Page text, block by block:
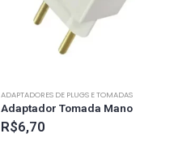
ADAPTADORES DE PLUGS E TOMADAS
Adaptador Tomada Mano
R$6,70